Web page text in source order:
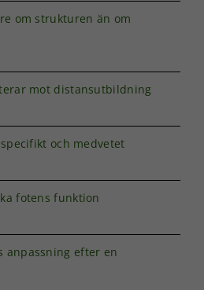
om strukturen än om
mot distansutbildning
och medvetet
fotens funktion
anpassning efter en
över huvud
Statistik
kunna
förbättra
uppbyggnad,
hur
hemsidan
används.